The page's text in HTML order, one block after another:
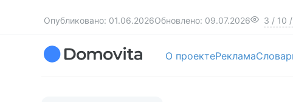
Опубликовано: 01.06.2026Обновлено: 09.07.2026 3 / 10 /
О проектеРеклама